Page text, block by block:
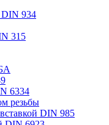
DIN 934
315
6334
резьбы
DIN 985